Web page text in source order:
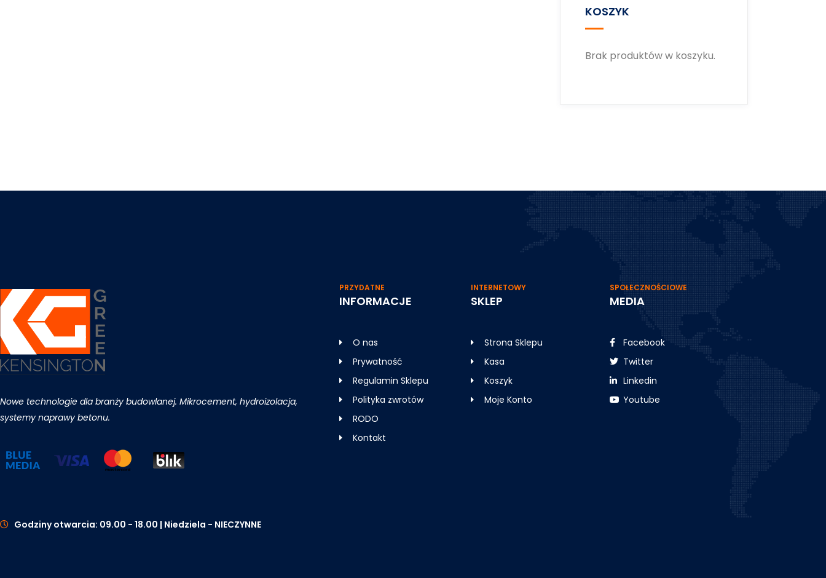
KOSZYK
Brak produktów w koszyku.
Nowe technologie dla branży budowlanej. Mikrocement, hydroizolacja,
systemy naprawy betonu.
Godziny otwarcia: 09.00 - 18.00 | Niedziela - NIECZYNNE
PRZYDATNE
INFORMACJE
O nas
Prywatność
Regulamin Sklepu
Polityka zwrotów
RODO
Kontakt
INTERNETOWY
SKLEP
Strona Sklepu
Kasa
Koszyk
Moje Konto
SPOŁECZNOŚCIOWE
MEDIA
Facebook
Twitter
Linkedin
Youtube